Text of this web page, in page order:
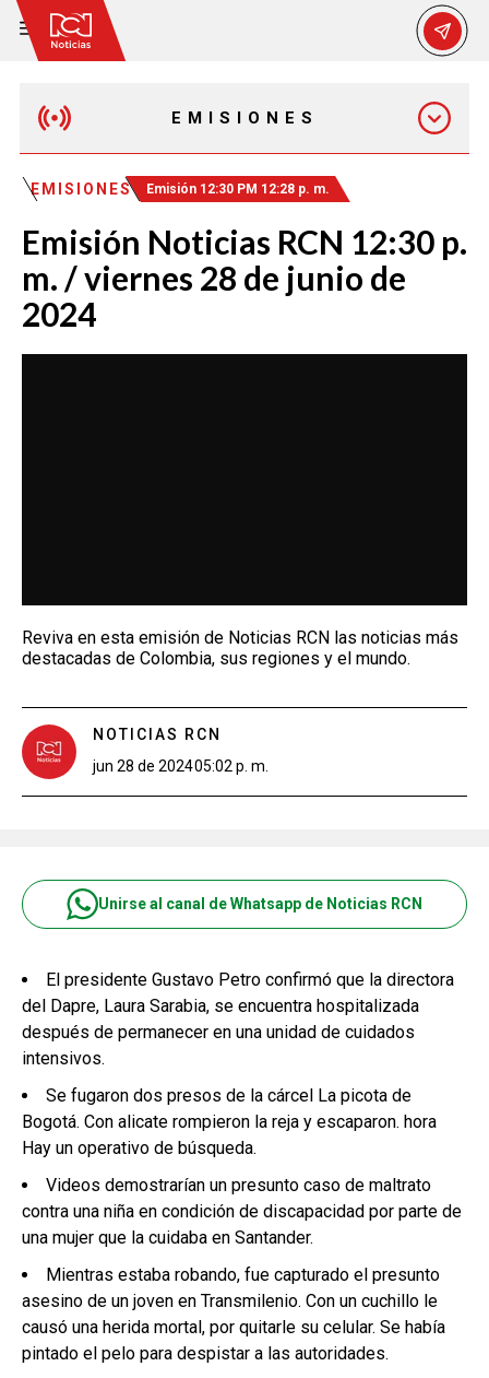
EMISIONES
EMISIÓN 12:30 PM
EMISIÓN 7:00 PM
EMISIONES Emisión 12:30 PM 12:28 p. m.
Emisión Noticias RCN 12:30 p.
m. / viernes 28 de junio de
2024
Reviva en esta emisión de Noticias RCN las noticias más
destacadas de Colombia, sus regiones y el mundo.
NOTICIAS RCN
jun 28 de 202405:02 p. m.
Unirse al canal de Whatsapp de Noticias RCN
El presidente Gustavo Petro confirmó que la directora
del Dapre, Laura Sarabia, se encuentra hospitalizada
después de permanecer en una unidad de cuidados
intensivos.
Se fugaron dos presos de la cárcel La picota de
Bogotá. Con alicate rompieron la reja y escaparon. hora
Hay un operativo de búsqueda.
Videos demostrarían un presunto caso de maltrato
contra una niña en condición de discapacidad por parte de
una mujer que la cuidaba en Santander.
Mientras estaba robando, fue capturado el presunto
asesino de un joven en Transmilenio. Con un cuchillo le
causó una herida mortal, por quitarle su celular. Se había
pintado el pelo para despistar a las autoridades.